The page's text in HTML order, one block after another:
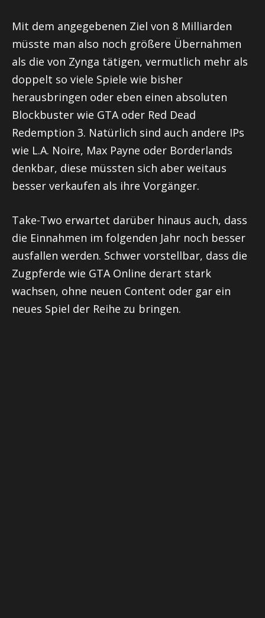
Mit dem angegebenen Ziel von 8 Milliarden
müsste man also noch größere Übernahmen
als die von Zynga tätigen, vermutlich mehr als
doppelt so viele Spiele wie bisher
herausbringen oder eben einen absoluten
Blockbuster wie GTA oder Red Dead
Redemption 3. Natürlich sind auch andere IPs
wie L.A. Noire, Max Payne oder Borderlands
denkbar, diese müssten sich aber weitaus
besser verkaufen als ihre Vorgänger.
Take-Two erwartet darüber hinaus auch, dass
die Einnahmen im folgenden Jahr noch besser
ausfallen werden. Schwer vorstellbar, dass die
Zugpferde wie GTA Online derart stark
wachsen, ohne neuen Content oder gar ein
neues Spiel der Reihe zu bringen.